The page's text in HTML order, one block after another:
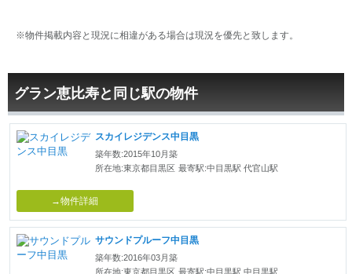
※物件掲載内容と現況に相違がある場合は現況を優先と致します。
グラン恵比寿と同じ駅の物件
スカイレジデンス中目黒
築年数:2015年10月築
所在地:東京都目黒区 最寄駅:中目黒駅 代官山駅
→物件詳細
サウンドプルーフ中目黒
築年数:2016年03月築
所在地:東京都目黒区 最寄駅:中目黒駅 中目黒駅